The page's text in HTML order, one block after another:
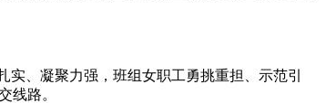
、凝聚力强，班组女职工勇挑重担、示范引
线路。